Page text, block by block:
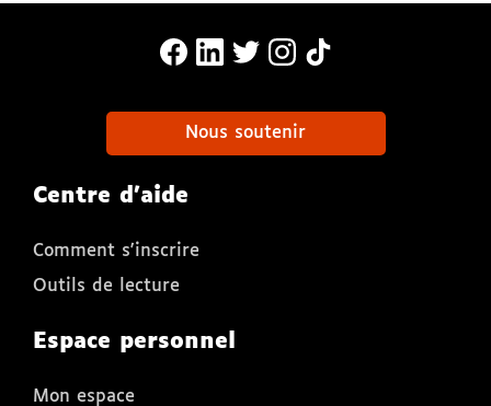
MonaLira Sur Facebook (nouvelle
MonaLira Sur Linkedin
MonaLira Sur Twitter
MonaLira Sur
Nous soutenir
Centre d'aide
Comment s'inscrire
Outils de lecture
Espace personnel
Mon espace